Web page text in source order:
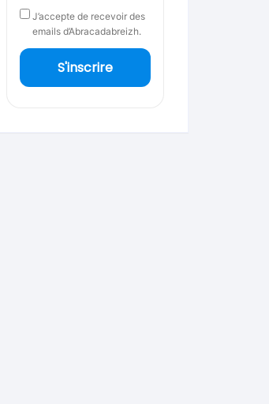
J’accepte de recevoir des
emails d’Abracadabreizh.
S'inscrire